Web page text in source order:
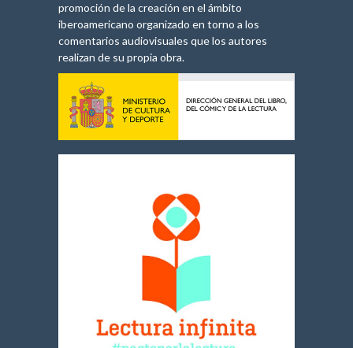
promoción de la creación en el ámbito
iberoamericano organizado en torno a los
comentarios audiovisuales que los autores
realizan de su propia obra.